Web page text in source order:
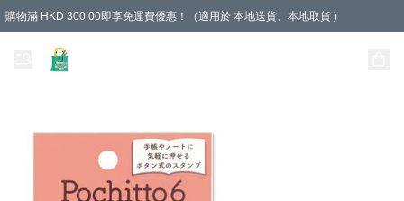
購物滿 HKD 300.00即享免運費優惠！（適用於 本地送貨、本地取貨 )